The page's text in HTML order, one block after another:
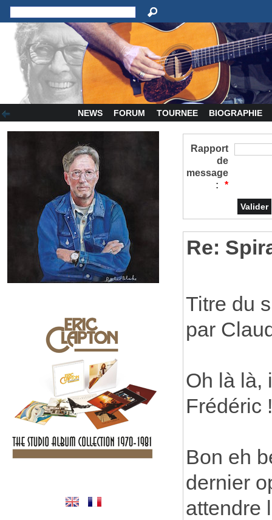
NEWS FORUM TOURNEE BIOGRAPHIE
Rapport
de
message
:
*
Re:
Titre du
par
Oh là là,
Frédéric
Bon eh
dernier
attendre